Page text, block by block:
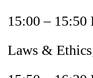
15:00 – 15:50
Laws &